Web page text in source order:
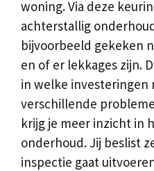
woning. Via deze
achterstallig
bijvoorbeeld gekeken
en of er lekkages zijn.
in welke investeringen
verschillende
krijg je meer inzicht in
onderhoud. Jij beslist
inspectie gaat